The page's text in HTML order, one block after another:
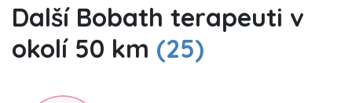
Další Bobath terapeuti v
okolí 50 km (25)